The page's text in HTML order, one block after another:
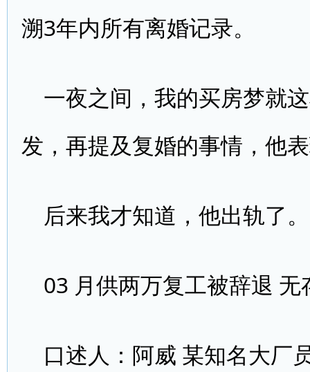
溯3年内所有离婚记录。
一夜之间，我的买房梦就
发，再提及复婚的事情，他
后来我才知道，他出轨了。
03 月供两万复工被辞退
口述人：阿威 某知名大厂